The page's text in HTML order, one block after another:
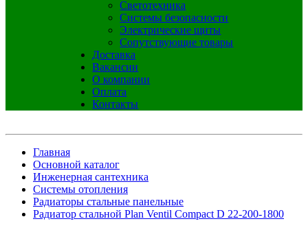
Светотехника
Системы безопасности
Электрические щиты
Сопутствующие товары
Доставка
Вакансии
О компании
Оплата
Контакты
Главная
Основной каталог
Инженерная сантехника
Системы отопления
Радиаторы стальные панельные
Радиатор стальной Plan Ventil Compact D 22-200-1800